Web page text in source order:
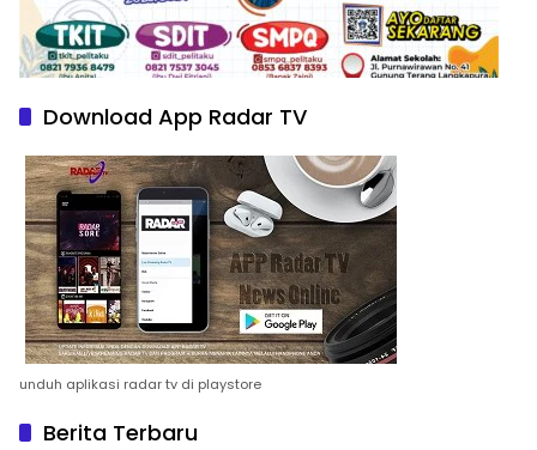
Download App Radar TV
unduh aplikasi radar tv di playstore
Berita Terbaru